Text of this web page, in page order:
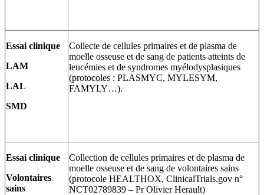
Essai clinique
LAM
LAL
SMD
Collecte de cellules primaires et de plasma de
moelle osseuse et de sang de patients atteints de
leucémies et de syndromes myélodysplasiques
(protocoles : PLASMYC, MYLESYM,
FAMYLY…).
Essai clinique
Volontaires
sains
Collection de cellules primaires et de plasma de
moelle osseuse et de sang de volontaires sains
(protocole HEALTHOX, ClinicalTrials.gov n°
NCT02789839 – Pr Olivier Herault)